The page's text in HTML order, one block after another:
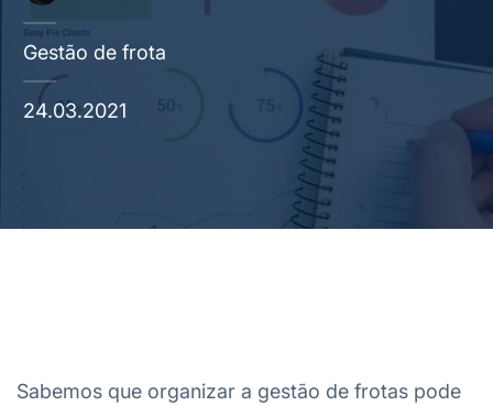
Gestão de frota
24.03.2021
Sabemos que organizar a gestão de frotas pode